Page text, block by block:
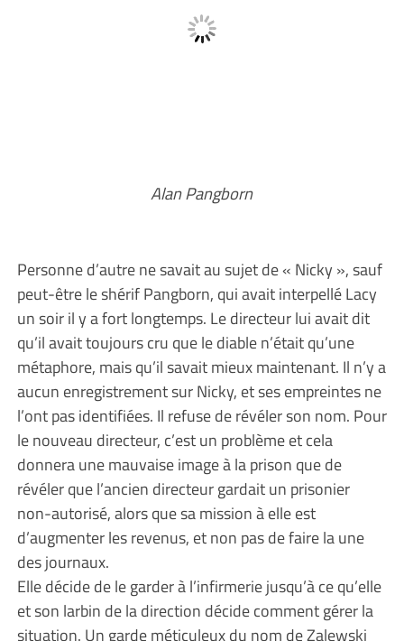
Alan Pangborn
Personne d’autre ne savait au sujet de « Nicky », sauf
peut-être le shérif Pangborn, qui avait interpellé Lacy
un soir il y a fort longtemps. Le directeur lui avait dit
qu’il avait toujours cru que le diable n’était qu’une
métaphore, mais qu’il savait mieux maintenant. Il n’y a
aucun enregistrement sur Nicky, et ses empreintes ne
l’ont pas identifiées. Il refuse de révéler son nom. Pour
le nouveau directeur, c’est un problème et cela
donnera une mauvaise image à la prison que de
révéler que l’ancien directeur gardait un prisonier
non-autorisé, alors que sa mission à elle est
d’augmenter les revenus, et non pas de faire la une
des journaux.
Elle décide de le garder à l’infirmerie jusqu’à ce qu’elle
et son larbin de la direction décide comment gérer la
situation. Un garde méticuleux du nom de Zalewski